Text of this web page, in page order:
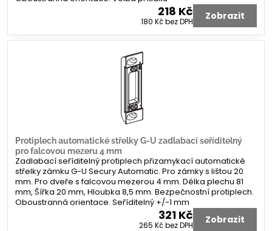
218 Kč
180 Kčbez DPH Zobrazit
Protiplech automatické střelky G-U zadlabací seříditelný
pro falcovou mezeru 4 mm
Zadlabací seříditelný protiplech přizamykací automatické
střelky zámku G-U Secury Automatic. Pro zámky s lištou 20
mm. Pro dveře s falcovou mezerou 4 mm. Délka plechu 81
mm, Šířka 20 mm, Hloubka 8,5 mm. Bezpečnostní protiplech.
Oboustranná orientace. Seříditelný +/-1 mm
321 Kč
265 Kčbez DPH Zobrazit